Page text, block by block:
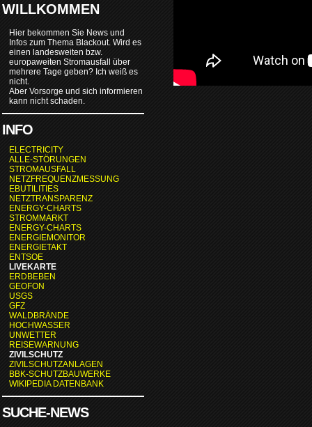
WILLKOMMEN
Hier bekommen Sie News und
Infos zum Thema Blackout. Wird es
einen landesweiten bzw.
europaweiten Stromausfall über
mehrere Tage geben? Ich weiß es
nicht.
Aber Vorsorge und sich informieren
kann nicht schaden.
INFO
ELECTRICITY
ALLE-STÖRUNGEN
STROMAUSFALL
NETZFREQUENZMESSUNG
EBUTILITIES
NETZTRANSPARENZ
ENERGY-CHARTS
STROMMARKT
ENERGY-CHARTS
ENERGIEMONITOR
ENERGIETAKT
ENTSOE
LIVEKARTE
ERDBEBEN
GEOFON
USGS
GFZ
WALDBRÄNDE
HOCHWASSER
UNWETTER
REISEWARNUNG
ZIVILSCHUTZ
ZIVILSCHUTZANLAGEN
BBK-SCHUTZBAUWERKE
WIKIPEDIA DATENBANK
SUCHE-NEWS